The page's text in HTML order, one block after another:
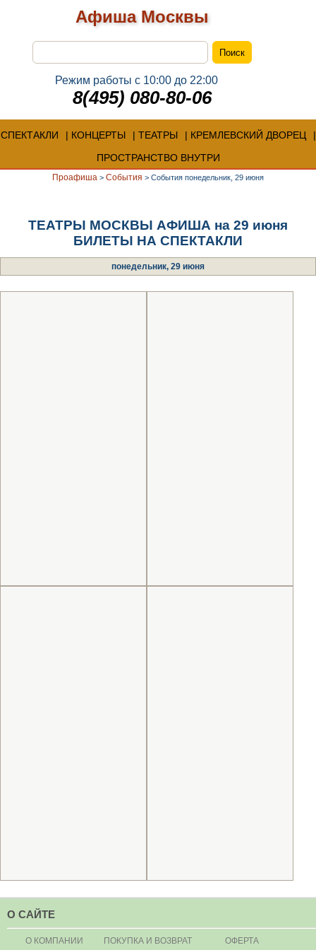
Афиша Москвы
Режим работы с 10:00 до 22:00
8(495) 080-80-06
СПЕКТАКЛИ КОНЦЕРТЫ ТЕАТРЫ
КРЕМЛЕВСКИЙ ДВОРЕЦ
ПРОСТРАНСТВО ВНУТРИ
Проафиша > События > События понедельник, 29 июня
ТЕАТРЫ МОСКВЫ АФИША на 29 июня
БИЛЕТЫ НА СПЕКТАКЛИ
понедельник, 29 июня
О САЙТЕ
О КОМПАНИИ ПОКУПКА И ВОЗВРАТ ОФЕРТА